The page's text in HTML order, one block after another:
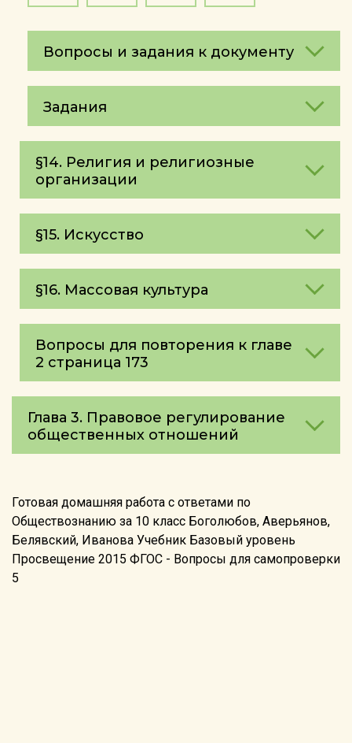
Вопросы и задания к документу
Задания
§14. Религия и религиозные
организации
§15. Искусство
§16. Массовая культура
Вопросы для повторения к главе
2 страница 173
Глава 3. Правовое регулирование
общественных отношений
Готовая домашняя работа с ответами по
Обществознанию за 10 класс Боголюбов, Аверьянов,
Белявский, Иванова Учебник Базовый уровень
Просвещение 2015 ФГОС - Вопросы для самопроверки
5